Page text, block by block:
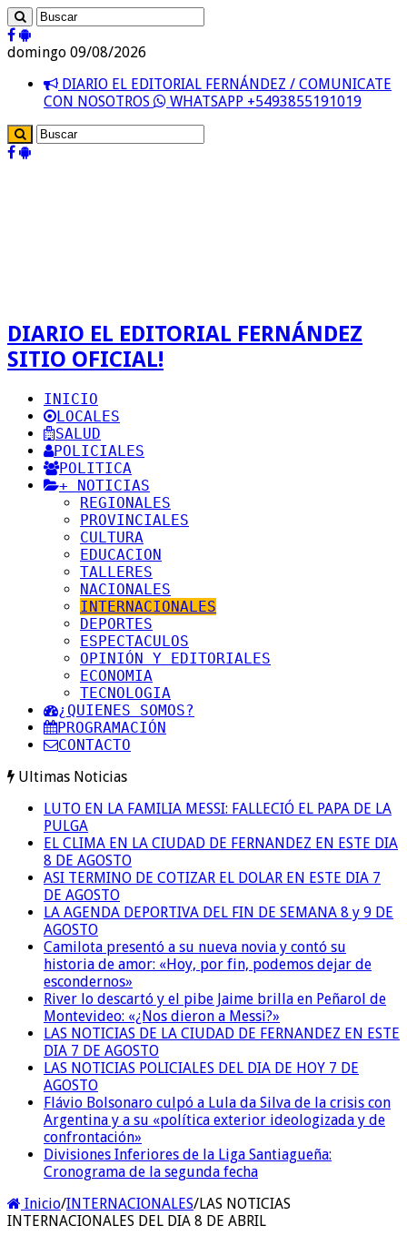
domingo 09/08/2026
DIARIO EL EDITORIAL FERNÁNDEZ / COMUNICATE
CON NOSOTROS
WHATSAPP +5493855191019
DIARIO EL EDITORIAL FERNÁNDEZ
SITIO OFICIAL!
INICIO
LOCALES
SALUD
POLICIALES
POLITICA
+ NOTICIAS
REGIONALES
PROVINCIALES
CULTURA
EDUCACION
TALLERES
NACIONALES
INTERNACIONALES
DEPORTES
ESPECTACULOS
OPINIÓN Y EDITORIALES
ECONOMIA
TECNOLOGIA
¿QUIENES SOMOS?
PROGRAMACIÓN
CONTACTO
Ultimas Noticias
LUTO EN LA FAMILIA MESSI: FALLECIÓ EL PAPA DE LA
PULGA
EL CLIMA EN LA CIUDAD DE FERNANDEZ EN ESTE DIA
8 DE AGOSTO
ASI TERMINO DE COTIZAR EL DOLAR EN ESTE DIA 7
DE AGOSTO
LA AGENDA DEPORTIVA DEL FIN DE SEMANA 8 y 9 DE
AGOSTO
Camilota presentó a su nueva novia y contó su
historia de amor: «Hoy, por fin, podemos dejar de
escondernos»
River lo descartó y el pibe Jaime brilla en Peñarol de
Montevideo: «¿Nos dieron a Messi?»
LAS NOTICIAS DE LA CIUDAD DE FERNANDEZ EN ESTE
DIA 7 DE AGOSTO
LAS NOTICIAS POLICIALES DEL DIA DE HOY 7 DE
AGOSTO
Flávio Bolsonaro culpó a Lula da Silva de la crisis con
Argentina y a su «política exterior ideologizada y de
confrontación»
Divisiones Inferiores de la Liga Santiagueña:
Cronograma de la segunda fecha
Inicio/INTERNACIONALES/LAS NOTICIAS
INTERNACIONALES DEL DIA 8 DE ABRIL